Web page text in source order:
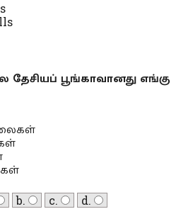
பூங்காவானது எங்கு
b. c. d.